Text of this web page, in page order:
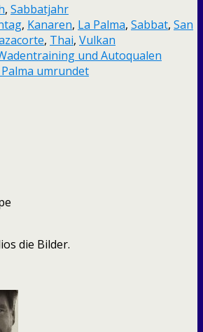
, Sabbatjahr
, Kanaren, La Palma, Sabbat, San
, Thai, Vulkan
und Autoqualen
Palma umrundet
die Bilder.